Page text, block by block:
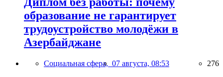
образование не гарантирует
трудоустройство молодёжи в
Азербайджане
Социальная сфера, 07 августа, 08:53 276